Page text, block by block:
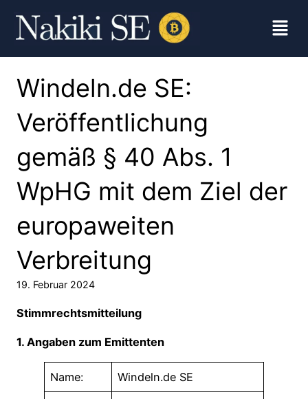
Windeln.de SE:
Veröffentlichung
gemäß § 40 Abs. 1
WpHG mit dem Ziel der
europaweiten
Verbreitung
19. Februar 2024
Stimmrechtsmitteilung
1. Angaben zum Emittenten
Name: Windeln.de SE